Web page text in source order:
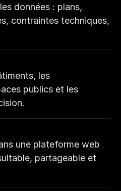
données : plans,
contraintes techniques,
les
publics et les
une plateforme web
partageable et